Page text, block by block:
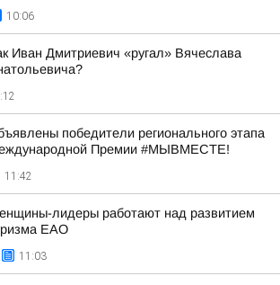
10:06
Иван Дмитриевич «ругал» Вячеслава
победители регионального этапа
Премии #МЫВМЕСТЕ!
11:42
лидеры работают над развитием
ЕАО
11:03